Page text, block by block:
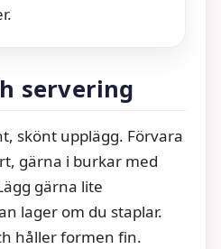
servering
skönt upplägg. Förvara
gärna i burkar med
gärna lite
lager om du staplar.
håller formen fin.